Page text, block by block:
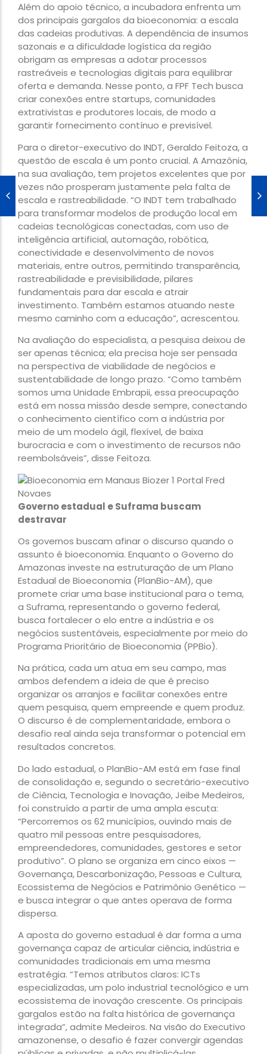
Além do apoio técnico, a incubadora enfrenta um
dos principais gargalos da bioeconomia: a escala
das cadeias produtivas. A dependência de insumos
sazonais e a dificuldade logística da região
obrigam as empresas a adotar processos
rastreáveis e tecnologias digitais para equilibrar
oferta e demanda. Nesse ponto, a FPF Tech busca
criar conexões entre startups, comunidades
extrativistas e produtores locais, de modo a
garantir fornecimento contínuo e previsível.
Para o diretor-executivo do INDT, Geraldo Feitoza, a
questão de escala é um ponto crucial. A Amazônia,
na sua avaliação, tem projetos excelentes que por
vezes não prosperam justamente pela falta de
escala e rastreabilidade. “O INDT tem trabalhado
para transformar modelos de produção local em
cadeias tecnológicas conectadas, com uso de
inteligência artificial, automação, robótica,
conectividade e desenvolvimento de novos
materiais, entre outros, permitindo transparência,
rastreabilidade e previsibilidade, pilares
fundamentais para dar escala e atrair
investimento. Também estamos atuando neste
mesmo caminho com a educação”, acrescentou.
Na avaliação do especialista, a pesquisa deixou de
ser apenas técnica; ela precisa hoje ser pensada
na perspectiva de viabilidade de negócios e
sustentabilidade de longo prazo. “Como também
somos uma Unidade Embrapii, essa preocupação
está em nossa missão desde sempre, conectando
o conhecimento científico com a indústria por
meio de um modelo ágil, flexível, de baixa
burocracia e com o investimento de recursos não
reembolsáveis”, disse Feitoza.
Governo estadual e Suframa buscam
destravar
Os governos buscam afinar o discurso quando o
assunto é bioeconomia. Enquanto o Governo do
Amazonas investe na estruturação de um Plano
Estadual de Bioeconomia (PlanBio-AM), que
promete criar uma base institucional para o tema,
a Suframa, representando o governo federal,
busca fortalecer o elo entre a indústria e os
negócios sustentáveis, especialmente por meio do
Programa Prioritário de Bioeconomia (PPBio).
Na prática, cada um atua em seu campo, mas
ambos defendem a ideia de que é preciso
organizar os arranjos e facilitar conexões entre
quem pesquisa, quem empreende e quem produz.
O discurso é de complementaridade, embora o
desafio real ainda seja transformar o potencial em
resultados concretos.
Do lado estadual, o PlanBio-AM está em fase final
de consolidação e, segundo o secretário-executivo
de Ciência, Tecnologia e Inovação, Jeibe Medeiros,
foi construído a partir de uma ampla escuta:
“Percorremos os 62 municípios, ouvindo mais de
quatro mil pessoas entre pesquisadores,
empreendedores, comunidades, gestores e setor
produtivo”. O plano se organiza em cinco eixos —
Governança, Descarbonização, Pessoas e Cultura,
Ecossistema de Negócios e Patrimônio Genético —
e busca integrar o que antes operava de forma
dispersa.
A aposta do governo estadual é dar forma a uma
governança capaz de articular ciência, indústria e
comunidades tradicionais em uma mesma
estratégia. “Temos atributos claros: ICTs
especializadas, um polo industrial tecnológico e um
ecossistema de inovação crescente. Os principais
gargalos estão na falta histórica de governança
integrada”, admite Medeiros. Na visão do Executivo
amazonense, o desafio é fazer convergir agendas